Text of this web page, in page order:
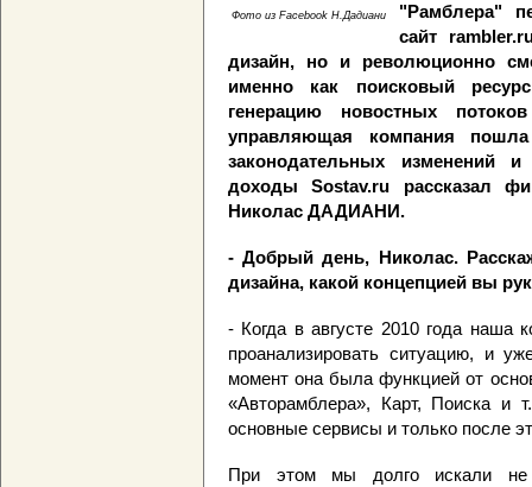
Фото из Facebook Н.Дадиани
"Рамблера"
сайт
дизайн, но и революционно
именно как поисковый
генерацию новостных
управляющая компания
законодательных изменений
доходы Sostav.ru рассказал
Николас ДАДИАНИ.
- Добрый день, Николас.
дизайна, какой концепцией вы
- Когда в августе 2010 года
проанализировать ситуацию, и
момент она была функцией от
«Авторамблера», Карт, Поиска
основные сервисы и только после
При этом мы долго искали не